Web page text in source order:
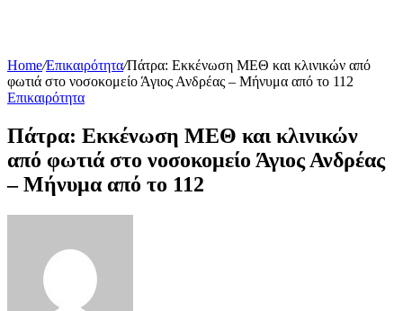
Home/Επικαιρότητα/Πάτρα: Εκκένωση ΜΕΘ και κλινικών από
φωτιά στο νοσοκομείο Άγιος Ανδρέας – Μήνυμα από το 112
Επικαιρότητα
Πάτρα: Εκκένωση ΜΕΘ και κλινικών
από φωτιά στο νοσοκομείο Άγιος Ανδρέας
– Μήνυμα από το 112